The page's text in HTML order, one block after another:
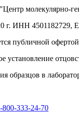
г. ИНН 4501182729,
публичной
установление
образцов в
800-333-24-70